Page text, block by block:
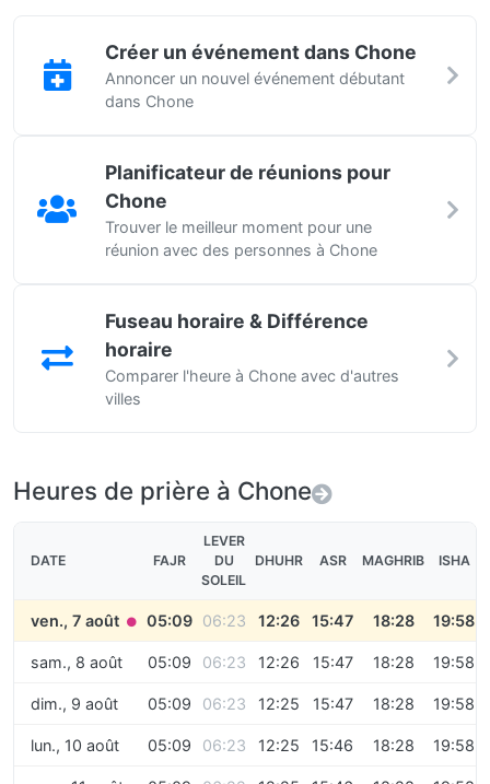
Créer un événement dans Chone
Annoncer un nouvel événement débutant
dans Chone
Planificateur de réunions pour
Chone
Trouver le meilleur moment pour une
réunion avec des personnes à Chone
Fuseau horaire & Différence
horaire
Comparer l'heure à Chone avec d'autres
villes
Heures de prière à Chone
DATE FAJR
LEVER
DU
SOLEIL
DHUHR ASR MAGHRIB ISHA
ven., 7 août ● 05:09 06:23 12:26 15:47 18:28 19:58
sam., 8 août 05:09 06:23 12:26 15:47 18:28 19:58
dim., 9 août 05:09 06:23 12:25 15:47 18:28 19:58
lun., 10 août 05:09 06:23 12:25 15:46 18:28 19:58